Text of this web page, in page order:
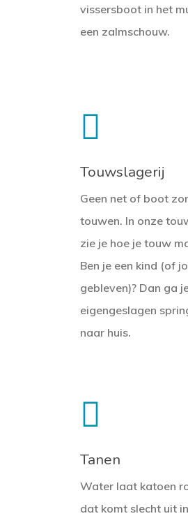
vissersboot in het
een zalmschouw.
Touwslagerij
Geen net of boot
touwen. In onze
zie je hoe je touw
Ben je een kind (of
gebleven)? Dan ga
eigengeslagen
naar huis.
Tanen
Water laat katoen
dat komt slecht uit